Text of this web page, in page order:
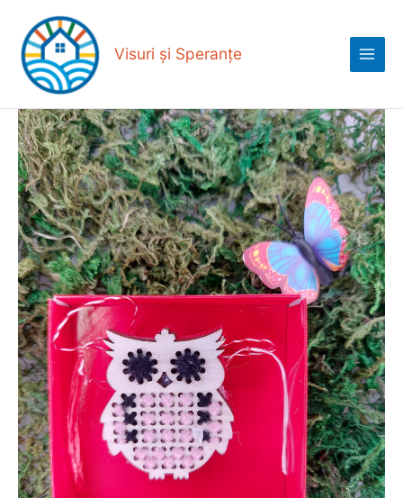
content
Visuri și Speranțe
Menu